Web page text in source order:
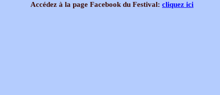
Accédez à la page Facebook du Festival: cliquez ici